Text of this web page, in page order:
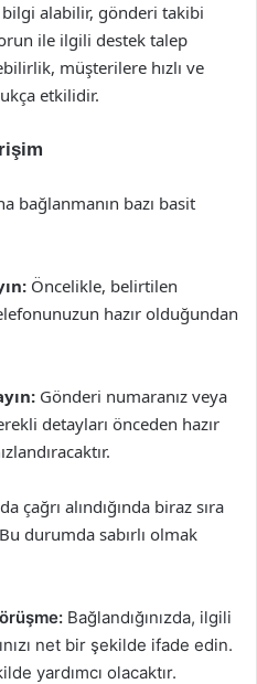
alabilir, gönderi takibi
ile ilgili destek talep
müşterilere hızlı ve
etkilidir.
bağlanmanın bazı basit
Öncelikle, belirtilen
hazır olduğundan
Gönderi numaranız veya
detayları önceden hazır
çağrı alındığında biraz sıra
durumda sabırlı olmak
Bağlandığınızda, ilgili
net bir şekilde ifade edin.
yardımcı olacaktır.